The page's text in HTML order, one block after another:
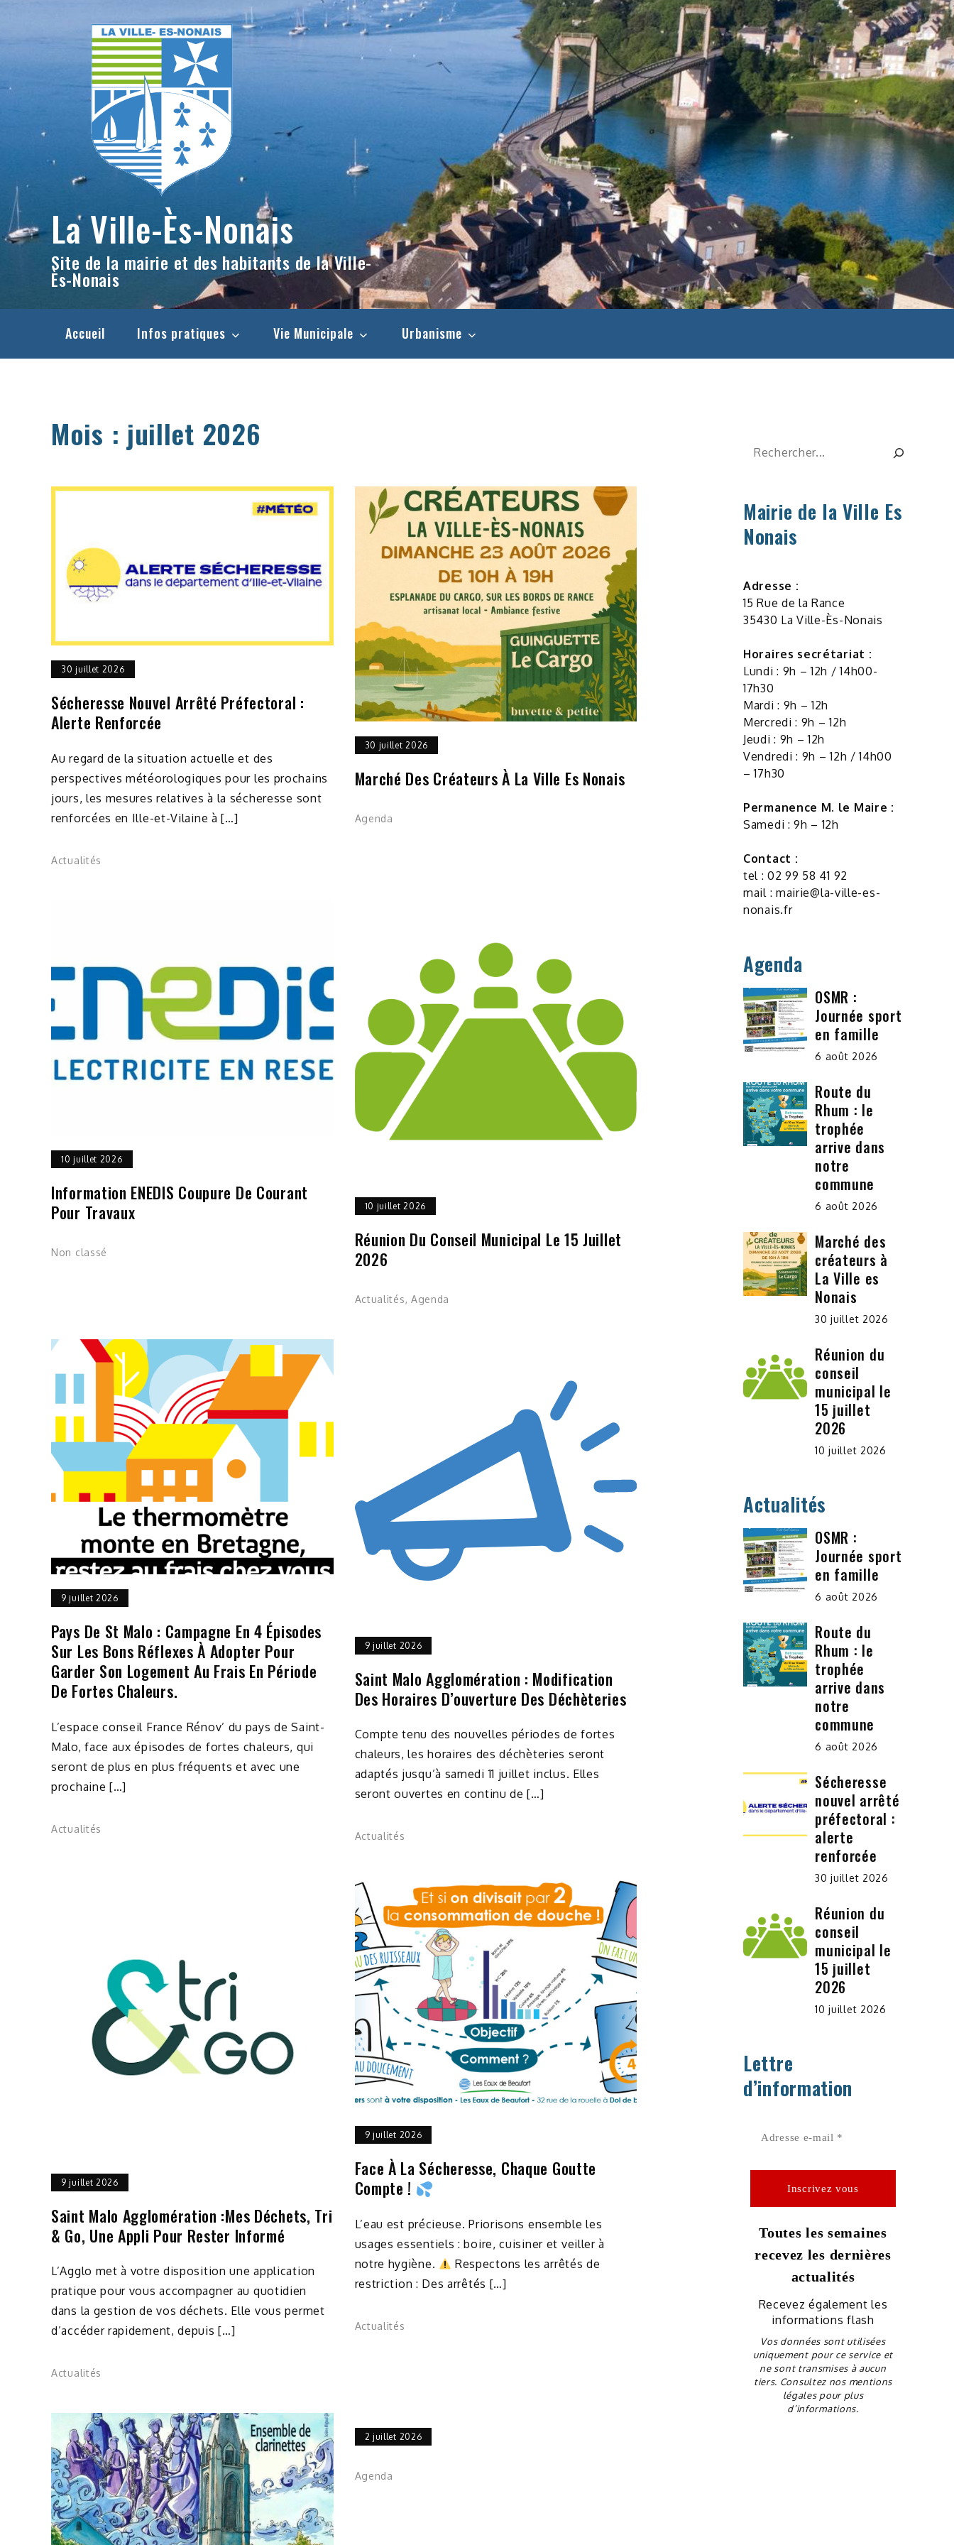
La Ville-Ès-Nonais
Site de la mairie et des habitants de la Ville-
Ès-Nonais
Accueil Infos pratiques Vie Municipale Urbanisme
Mois : juillet 2026
30 juillet 2026
Sécheresse Nouvel Arrêté Préfectoral :
Alerte Renforcée
Au regard de la situation actuelle et des
perspectives météorologiques pour les prochains
jours, les mesures relatives à la sécheresse sont
renforcées en Ille-et-Vilaine à […]
Actualités
30 juillet 2026
Marché Des Créateurs À La Ville Es Nonais
Agenda
10 juillet 2026
Information ENEDIS Coupure De Courant
Pour Travaux
Non classé
10 juillet 2026
Réunion Du Conseil Municipal Le 15 Juillet
2026
Actualités, Agenda
9 juillet 2026
Pays De St Malo : Campagne En 4 Épisodes
Sur Les Bons Réflexes À Adopter Pour
Garder Son Logement Au Frais En Période
De Fortes Chaleurs.
L’espace conseil France Rénov’ du pays de Saint-
Malo, face aux épisodes de fortes chaleurs, qui
seront de plus en plus fréquents et avec une
prochaine […]
Actualités
9 juillet 2026
Saint Malo Agglomération : Modification
Des Horaires D’ouverture Des Déchèteries
Compte tenu des nouvelles périodes de fortes
chaleurs, les horaires des déchèteries seront
adaptés jusqu’à samedi 11 juillet inclus. Elles
seront ouvertes en continu de […]
Actualités
9 juillet 2026
Saint Malo Agglomération :mes Déchets, Tri
& Go, Une Appli Pour Rester Informé
L’Agglo met à votre disposition une application
pratique pour vous accompagner au quotidien
dans la gestion de vos déchets. Elle vous permet
d’accéder rapidement, depuis […]
Actualités
9 juillet 2026
Face À La Sécheresse, Chaque Goutte
Compte !
L’eau est précieuse. Priorisons ensemble les
usages essentiels : boire, cuisiner et veiller à
notre hygiène.
Respectons les arrêtés de
restriction : Des arrêtés […]
Actualités
2 juillet 2026
Agenda
Rechercher
Mairie de la Ville Es
Nonais
Adresse :
15 Rue de la Rance
35430 La Ville-Ès-Nonais
Horaires secrétariat :
Lundi : 9h – 12h / 14h00-
17h30
Mardi : 9h – 12h
Mercredi : 9h – 12h
Jeudi : 9h – 12h
Vendredi : 9h – 12h / 14h00
– 17h30
Permanence M. le Maire :
Samedi : 9h – 12h
Contact :
tel : 02 99 58 41 92
mail : mairie@la-ville-es-
nonais.fr
Agenda
OSMR :
Journée sport
en famille
6 août 2026
Route du
Rhum : le
trophée
arrive dans
notre
commune
6 août 2026
Marché des
créateurs à
La Ville es
Nonais
30 juillet 2026
Réunion du
conseil
municipal le
15 juillet
2026
10 juillet 2026
Actualités
OSMR :
Journée sport
en famille
6 août 2026
Route du
Rhum : le
trophée
arrive dans
notre
commune
6 août 2026
Sécheresse
nouvel arrêté
préfectoral :
alerte
renforcée
30 juillet 2026
Réunion du
conseil
municipal le
15 juillet
2026
10 juillet 2026
Lettre
d’information
Toutes les semaines
recevez les dernières
actualités
Recevez également les
informations flash
Vos données sont utilisées
uniquement pour ce service et
ne sont transmises à aucun
tiers. Consultez nos mentions
légales pour plus
d’informations.